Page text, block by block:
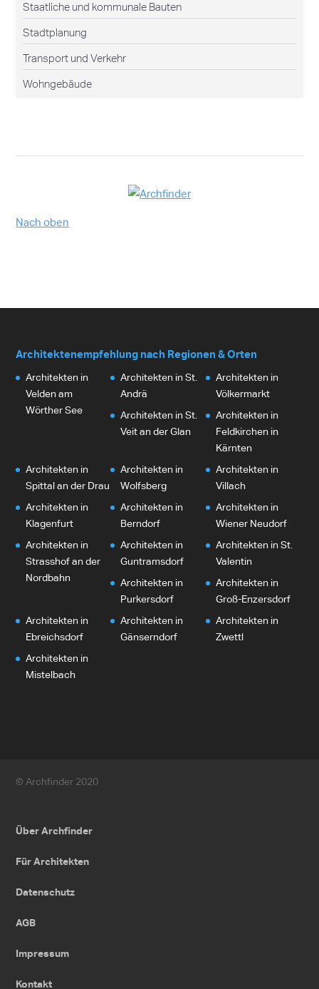
Staatliche und kommunale Bauten
Stadtplanung
Transport und Verkehr
Wohngebäude
Nach oben
Architektenempfehlung nach Regionen & Orten
Architekten in
Velden am
Wörther See
Architekten in St.
Andrä
Architekten in
Völkermarkt
Architekten in St.
Veit an der Glan
Architekten in
Feldkirchen in
Kärnten
Architekten in
Spittal an der Drau
Architekten in
Wolfsberg
Architekten in
Villach
Architekten in
Klagenfurt
Architekten in
Berndorf
Architekten in
Wiener Neudorf
Architekten in
Strasshof an der
Nordbahn
Architekten in
Guntramsdorf
Architekten in St.
Valentin
Architekten in
Purkersdorf
Architekten in
Groß-Enzersdorf
Architekten in
Ebreichsdorf
Architekten in
Gänserndorf
Architekten in
Zwettl
Architekten in
Mistelbach
© Archfinder 2020
Über Archfinder
Für Architekten
Datenschutz
AGB
Impressum
Kontakt